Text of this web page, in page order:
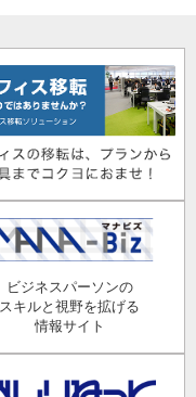
ビジネスパーソンの
スキルと視野を拡げる
情報サイト